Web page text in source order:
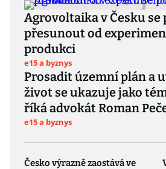
Agrovoltaika v Česku
přesunout od
produkci
e15 a byznys
Prosadit územní plán a
život se ukazuje jako
říká advokát Roman
e15 a byznys
Česko výrazně zaostává ve